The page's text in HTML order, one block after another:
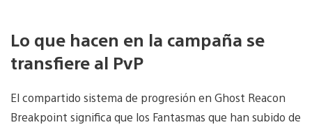
Lo que hacen en la campaña se
transfiere al PvP
El compartido sistema de progresión en Ghost Reacon
Breakpoint significa que los Fantasmas que han subido de